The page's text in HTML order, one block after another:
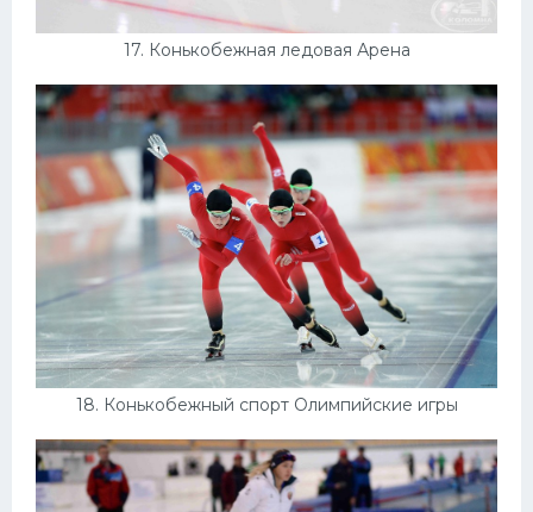
17. Конькобежная ледовая Арена
18. Конькобежный спорт Олимпийские игры